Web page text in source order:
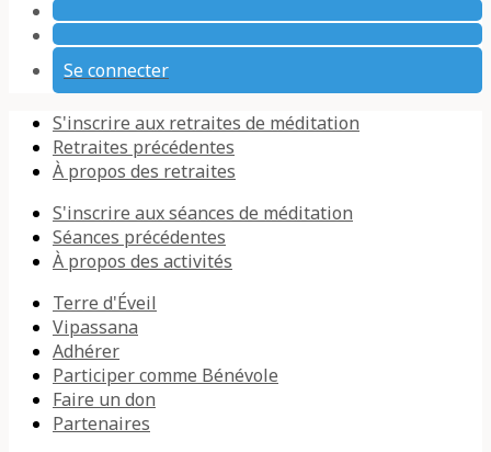
Se connecter
S'inscrire aux retraites de méditation
Retraites précédentes
À propos des retraites
S'inscrire aux séances de méditation
Séances précédentes
À propos des activités
Terre d'Éveil
Vipassana
Adhérer
Participer comme Bénévole
Faire un don
Partenaires